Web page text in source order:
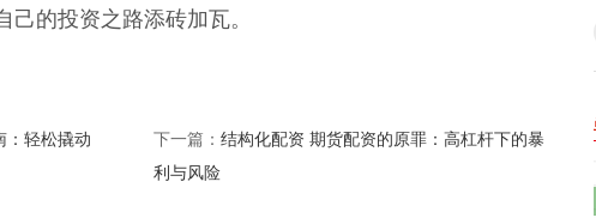
的投资之路添砖加瓦。
：轻松撬动
下一篇： 结构化配资 期货配资的原罪：高杠杆下的暴
利与风险